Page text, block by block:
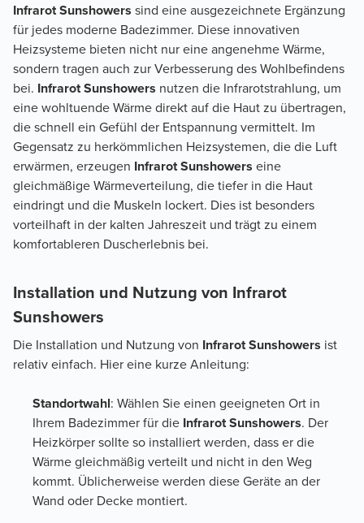
Infrarot Sunshowers sind eine ausgezeichnete Ergänzung
für jedes moderne Badezimmer. Diese innovativen
Heizsysteme bieten nicht nur eine angenehme Wärme,
sondern tragen auch zur Verbesserung des Wohlbefindens
bei. Infrarot Sunshowers nutzen die Infrarotstrahlung, um
eine wohltuende Wärme direkt auf die Haut zu übertragen,
die schnell ein Gefühl der Entspannung vermittelt. Im
Gegensatz zu herkömmlichen Heizsystemen, die die Luft
erwärmen, erzeugen Infrarot Sunshowers eine
gleichmäßige Wärmeverteilung, die tiefer in die Haut
eindringt und die Muskeln lockert. Dies ist besonders
vorteilhaft in der kalten Jahreszeit und trägt zu einem
komfortableren Duscherlebnis bei.
Installation und Nutzung von Infrarot
Sunshowers
Die Installation und Nutzung von Infrarot Sunshowers ist
relativ einfach. Hier eine kurze Anleitung:
Standortwahl: Wählen Sie einen geeigneten Ort in
Ihrem Badezimmer für die Infrarot Sunshowers. Der
Heizkörper sollte so installiert werden, dass er die
Wärme gleichmäßig verteilt und nicht in den Weg
kommt. Üblicherweise werden diese Geräte an der
Wand oder Decke montiert.